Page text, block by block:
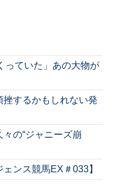
っていた」あの大物が
するかもしれない発
の“ジャニーズ崩
ンス競馬EX＃033】